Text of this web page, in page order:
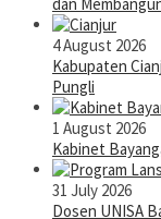
4 August 2026
Kabupaten
Pungli
1 August 2026
Kabinet
31 July 2026
Dosen UNISA